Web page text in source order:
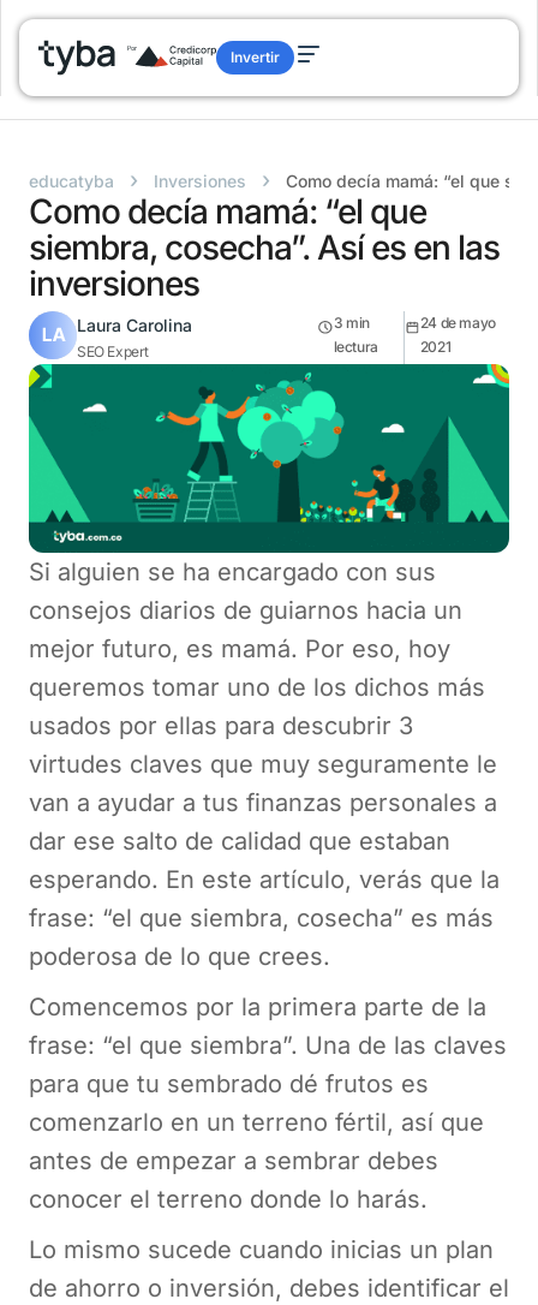
Invertir
educatyba › Inversiones › Como decía mamá: “el que
Como decía mamá: “el que
siembra, cosecha”. Así es en las
inversiones
Laura Carolina
SEO Expert
3 min
lectura
24 de mayo
2021
Si alguien se ha encargado con sus
consejos diarios de guiarnos hacia un
mejor futuro, es mamá. Por eso, hoy
queremos tomar uno de los dichos más
usados por ellas para descubrir 3
virtudes claves que muy seguramente le
van a ayudar a tus finanzas personales a
dar ese salto de calidad que estaban
esperando. En este artículo, verás que la
frase: “el que siembra, cosecha” es más
poderosa de lo que crees.
Comencemos por la primera parte de la
frase: “el que siembra”. Una de las claves
para que tu sembrado dé frutos es
comenzarlo en un terreno fértil, así que
antes de empezar a sembrar debes
conocer el terreno donde lo harás.
Lo mismo sucede cuando inicias un plan
de ahorro o inversión, debes identificar el